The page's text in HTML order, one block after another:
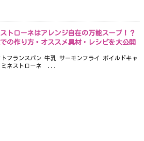
トローネはアレンジ自在の万能スープ！？
の作り方・オススメ具材・レシピを大公開
トフランスパン 牛乳 サーモンフライ ボイルドキャ
ミネストローネ ...